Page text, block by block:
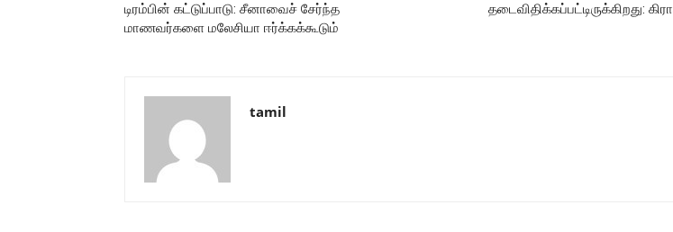
டிரம்பின் கட்டுப்பாடு: சீனாவைச் சேர்ந்த
மாணவர்களை மலேசியா ஈர்க்கக்கூடும்
தடைவிதிக்கப்பட்டிருக்கிறது:
tamil